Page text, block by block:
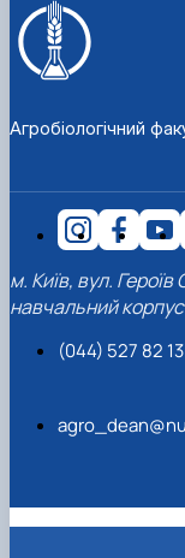
Агробіологічний
м. Київ, вул. Героїв
навчальний
(044) 527 82 13